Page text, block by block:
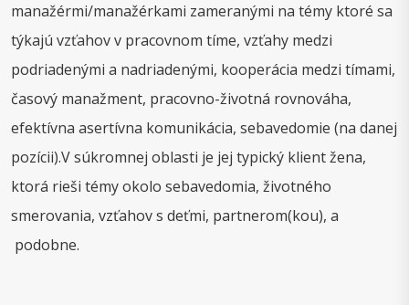
manažérmi/manažérkami zameranými na témy ktoré sa
týkajú vzťahov v pracovnom tíme, vzťahy medzi
podriadenými a nadriadenými, kooperácia medzi tímami,
časový manažment, pracovno-životná rovnováha,
efektívna asertívna komunikácia, sebavedomie (na danej
pozícii).V súkromnej oblasti je jej typický klient žena,
ktorá rieši témy okolo sebavedomia, životného
smerovania, vzťahov s deťmi, partnerom(kou), a
podobne.